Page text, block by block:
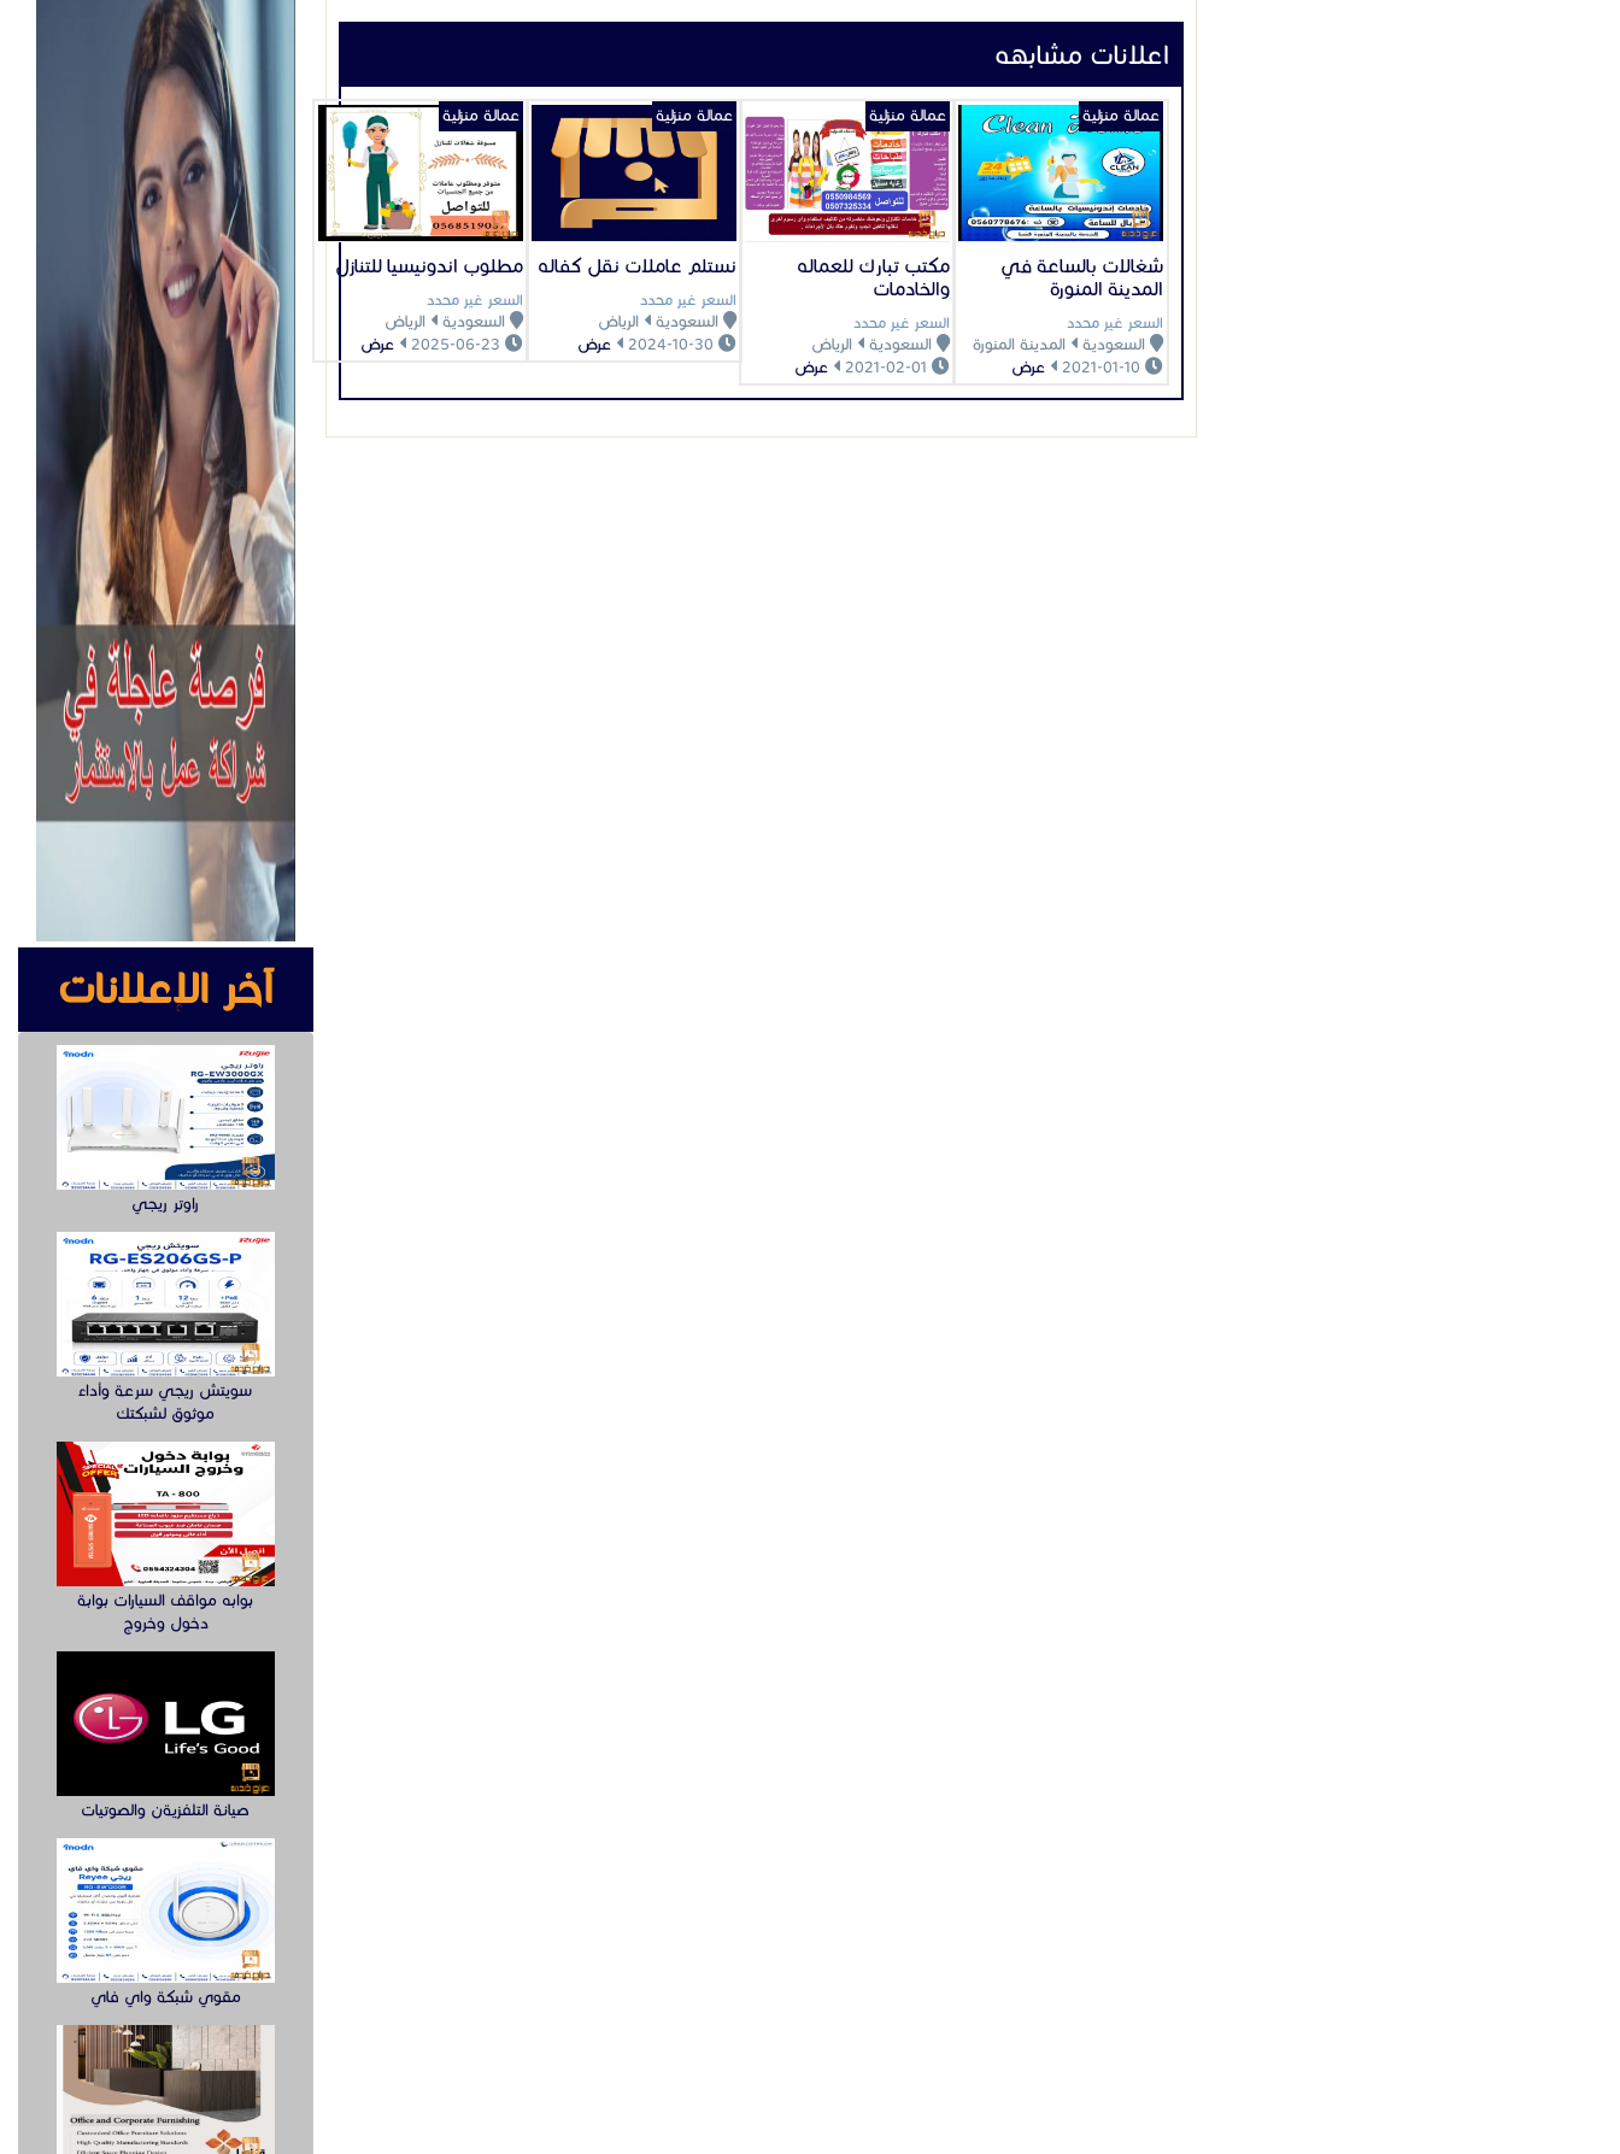
اعلانات مشابهه
شغالات بالساعة في
المدينة المنورة
السعر غير محدد
السعودية
المدينة المنورة
عرض
عمالة منزلية
مكتب تبارك للعماله
والخادمات
السعر غير محدد
السعودية
الرياض
2021-02-01
عرض
عمالة منزلية
نستلم عاملات نقل كفاله
السعر غير محدد
السعودية
الرياض
2024-10-30
عرض
عمالة منزلية
مطلوب اندونيسيا للتنازل
السعر غير محدد
السعودية
الرياض
2025-06-23
عرض
عمالة منزلية
آخر الإعلانات
راوتر ريجي
سويتش ريجي سرعة وأداء
موثوق لشبكتك
بوابه مواقف السيارات بوابة
دخول وخروج
صيانة التلفزيةن والصوتيات
مقوي شبكة واي فاي